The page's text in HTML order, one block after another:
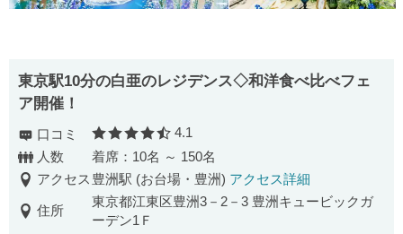
東京駅10分の白亜のレジデンス◇和洋食べ比べフェ
ア開催！
口コミ 口コミ評価
4.1
人数
着席：10名 ～ 150名
アクセス 豊洲駅 (お台場・豊洲) アクセス詳細
住所
東京都江東区豊洲3－2－3 豊洲キュービックガ
ーデン1Ｆ